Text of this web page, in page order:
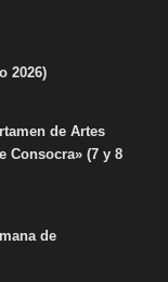
2026)
de Artes
Consocra» (7 y 8
de